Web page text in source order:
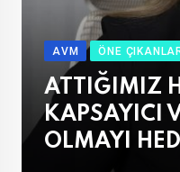
AVM ÖNE
ATTIĞIMIZ
KAPSAYICI
OLMAYI